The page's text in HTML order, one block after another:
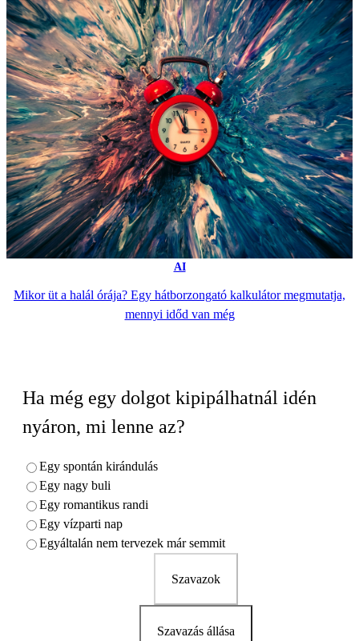
AI
Mikor üt a halál órája? Egy hátborzongató kalkulátor megmutatja,
mennyi időd van még
Ha még egy dolgot kipipálhatnál idén
nyáron, mi lenne az?
Egy spontán kirándulás
Egy nagy buli
Egy romantikus randi
Egy vízparti nap
Egyáltalán nem tervezek már semmit
Szavazok
Szavazás állása